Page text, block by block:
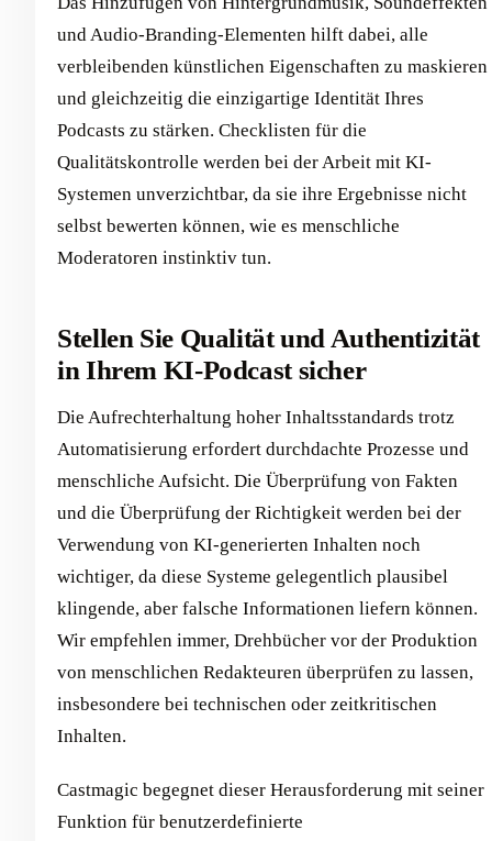
und Audio-Branding-Elementen hilft dabei, alle
verbleibenden künstlichen Eigenschaften zu maskieren
und gleichzeitig die einzigartige Identität Ihres
Podcasts zu stärken. Checklisten für die
Qualitätskontrolle werden bei der Arbeit mit KI-
Systemen unverzichtbar, da sie ihre Ergebnisse nicht
selbst bewerten können, wie es menschliche
Moderatoren instinktiv tun.
Stellen Sie Qualität und Authentizität
in Ihrem KI-Podcast sicher
Die Aufrechterhaltung hoher Inhaltsstandards trotz
Automatisierung erfordert durchdachte Prozesse und
menschliche Aufsicht. Die Überprüfung von Fakten
und die Überprüfung der Richtigkeit werden bei der
Verwendung von KI-generierten Inhalten noch
wichtiger, da diese Systeme gelegentlich plausibel
klingende, aber falsche Informationen liefern können.
Wir empfehlen immer, Drehbücher vor der Produktion
von menschlichen Redakteuren überprüfen zu lassen,
insbesondere bei technischen oder zeitkritischen
Inhalten.
Castmagic begegnet dieser Herausforderung mit seiner
Funktion für benutzerdefinierte